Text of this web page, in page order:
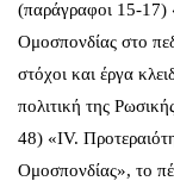
(παράγραφοι 15-17)
Ομοσπονδίας στο
στόχοι και έργα
πολιτική της
48) «ΙV.
Ομοσπονδίας», το